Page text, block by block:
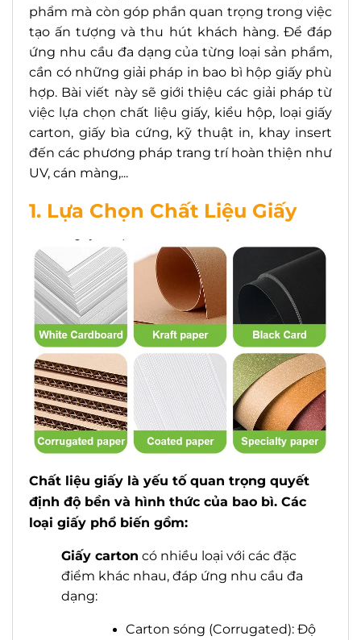
phẩm mà còn góp phần quan trọng trong việc
tạo ấn tượng và thu hút khách hàng. Để đáp
ứng nhu cầu đa dạng của từng loại sản phẩm,
cần có những giải pháp in bao bì hộp giấy phù
hợp. Bài viết này sẽ giới thiệu các giải pháp từ
việc lựa chọn chất liệu giấy, kiểu hộp, loại giấy
carton, giấy bìa cứng, kỹ thuật in, khay insert
đến các phương pháp trang trí hoàn thiện như
UV, cán màng,...
1. Lựa Chọn Chất Liệu Giấy
Chất liệu giấy là yếu tố quan trọng quyết
định độ bền và hình thức của bao bì. Các
loại giấy phổ biến gồm:
Giấy carton có nhiều loại với các đặc
điểm khác nhau, đáp ứng nhu cầu đa
dạng:
Carton sóng (Corrugated): Độ